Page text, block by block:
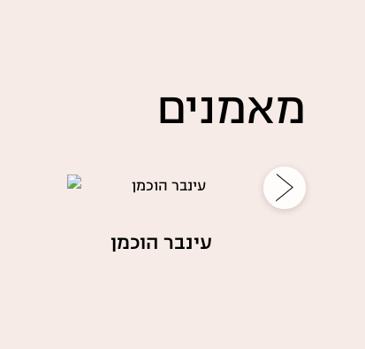
מאמנים
עינבר הוכמן